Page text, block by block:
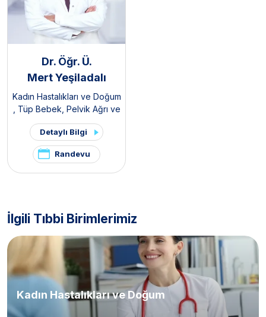
Dr. Öğr. Ü.
Mert Yeşiladalı
Kadın Hastalıkları ve Doğum
, Tüp Bebek, Pelvik Ağrı ve
Endometriozis Kliniği
Polikistik Over Sendromu /
PKOS ve Hirsutizm Kliniği
Detaylı Bilgi
Randevu
İlgili Tıbbi Birimlerimiz
Kadın Hastalıkları ve Doğum